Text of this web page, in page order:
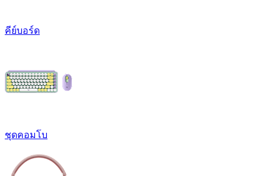
คีย์บอร์ด
ชุดคอมโบ